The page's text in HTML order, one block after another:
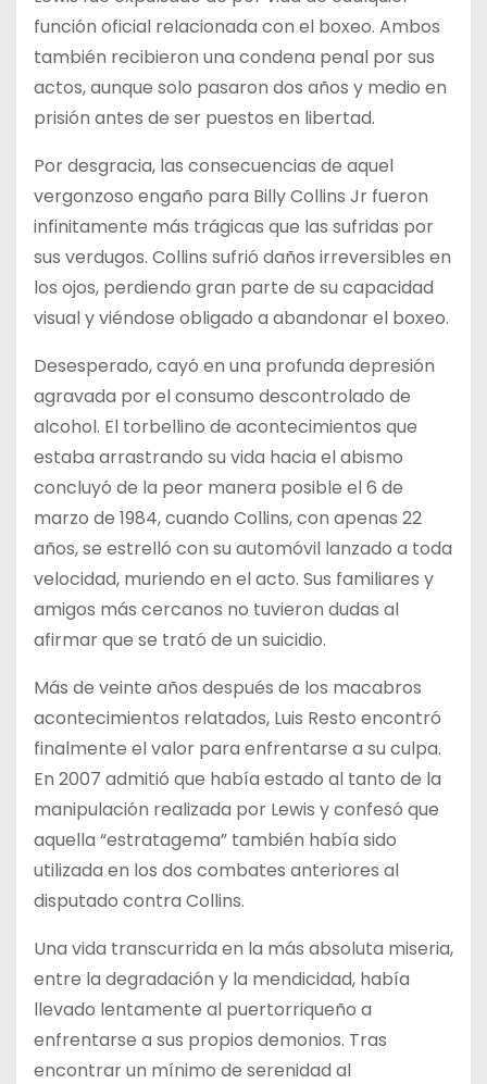
función oficial relacionada con el boxeo. Ambos
también recibieron una condena penal por sus
actos, aunque solo pasaron dos años y medio en
prisión antes de ser puestos en libertad.
Por desgracia, las consecuencias de aquel
vergonzoso engaño para Billy Collins Jr fueron
infinitamente más trágicas que las sufridas por
sus verdugos. Collins sufrió daños irreversibles en
los ojos, perdiendo gran parte de su capacidad
visual y viéndose obligado a abandonar el boxeo.
Desesperado, cayó en una profunda depresión
agravada por el consumo descontrolado de
alcohol. El torbellino de acontecimientos que
estaba arrastrando su vida hacia el abismo
concluyó de la peor manera posible el 6 de
marzo de 1984, cuando Collins, con apenas 22
años, se estrelló con su automóvil lanzado a toda
velocidad, muriendo en el acto. Sus familiares y
amigos más cercanos no tuvieron dudas al
afirmar que se trató de un suicidio.
Más de veinte años después de los macabros
acontecimientos relatados, Luis Resto encontró
finalmente el valor para enfrentarse a su culpa.
En 2007 admitió que había estado al tanto de la
manipulación realizada por Lewis y confesó que
aquella “estratagema” también había sido
utilizada en los dos combates anteriores al
disputado contra Collins.
Una vida transcurrida en la más absoluta miseria,
entre la degradación y la mendicidad, había
llevado lentamente al puertorriqueño a
enfrentarse a sus propios demonios. Tras
encontrar un mínimo de serenidad al